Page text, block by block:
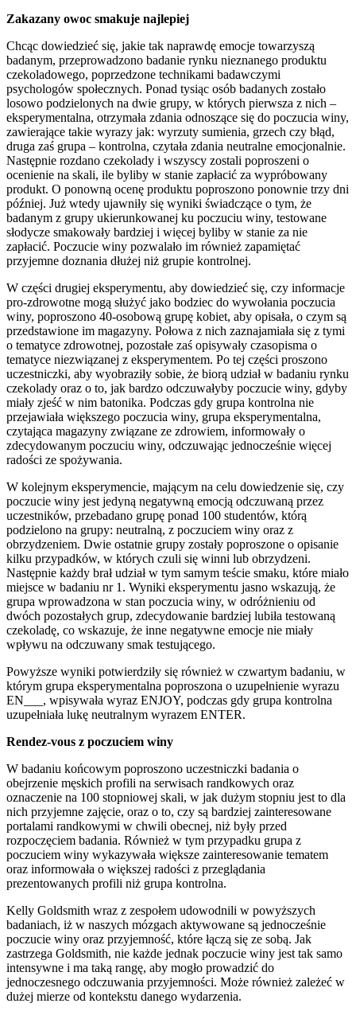
Zakazany owoc smakuje najlepiej
Chcąc dowiedzieć się, jakie tak naprawdę emocje towarzyszą
badanym, przeprowadzono badanie rynku nieznanego produktu
czekoladowego, poprzedzone technikami badawczymi
psychologów społecznych. Ponad tysiąc osób badanych zostało
losowo podzielonych na dwie grupy, w których pierwsza z nich –
eksperymentalna, otrzymała zdania odnoszące się do poczucia winy,
zawierające takie wyrazy jak: wyrzuty sumienia, grzech czy błąd,
druga zaś grupa – kontrolna, czytała zdania neutralne emocjonalnie.
Następnie rozdano czekolady i wszyscy zostali poproszeni o
ocenienie na skali, ile byliby w stanie zapłacić za wypróbowany
produkt. O ponowną ocenę produktu poproszono ponownie trzy dni
później. Już wtedy ujawniły się wyniki świadczące o tym, że
badanym z grupy ukierunkowanej ku poczuciu winy, testowane
słodycze smakowały bardziej i więcej byliby w stanie za nie
zapłacić. Poczucie winy pozwalało im również zapamiętać
przyjemne doznania dłużej niż grupie kontrolnej.
W części drugiej eksperymentu, aby dowiedzieć się, czy informacje
pro-zdrowotne mogą służyć jako bodziec do wywołania poczucia
winy, poproszono 40-osobową grupę kobiet, aby opisała, o czym są
przedstawione im magazyny. Połowa z nich zaznajamiała się z tymi
o tematyce zdrowotnej, pozostałe zaś opisywały czasopisma o
tematyce niezwiązanej z eksperymentem. Po tej części proszono
uczestniczki, aby wyobraziły sobie, że biorą udział w badaniu rynku
czekolady oraz o to, jak bardzo odczuwałyby poczucie winy, gdyby
miały zjeść w nim batonika. Podczas gdy grupa kontrolna nie
przejawiała większego poczucia winy, grupa eksperymentalna,
czytająca magazyny związane ze zdrowiem, informowały o
zdecydowanym poczuciu winy, odczuwając jednocześnie więcej
radości ze spożywania.
W kolejnym eksperymencie, mającym na celu dowiedzenie się, czy
poczucie winy jest jedyną negatywną emocją odczuwaną przez
uczestników, przebadano grupę ponad 100 studentów, którą
podzielono na grupy: neutralną, z poczuciem winy oraz z
obrzydzeniem. Dwie ostatnie grupy zostały poproszone o opisanie
kilku przypadków, w których czuli się winni lub obrzydzeni.
Następnie każdy brał udział w tym samym teście smaku, które miało
miejsce w badaniu nr 1. Wyniki eksperymentu jasno wskazują, że
grupa wprowadzona w stan poczucia winy, w odróżnieniu od
dwóch pozostałych grup, zdecydowanie bardziej lubiła testowaną
czekoladę, co wskazuje, że inne negatywne emocje nie miały
wpływu na odczuwany smak testującego.
Powyższe wyniki potwierdziły się również w czwartym badaniu, w
którym grupa eksperymentalna poproszona o uzupełnienie wyrazu
EN___, wpisywała wyraz ENJOY, podczas gdy grupa kontrolna
uzupełniała lukę neutralnym wyrazem ENTER.
Rendez-vous z poczuciem winy
W badaniu końcowym poproszono uczestniczki badania o
obejrzenie męskich profili na serwisach randkowych oraz
oznaczenie na 100 stopniowej skali, w jak dużym stopniu jest to dla
nich przyjemne zajęcie, oraz o to, czy są bardziej zainteresowane
portalami randkowymi w chwili obecnej, niż były przed
rozpoczęciem badania. Również w tym przypadku grupa z
poczuciem winy wykazywała większe zainteresowanie tematem
oraz informowała o większej radości z przeglądania
prezentowanych profili niż grupa kontrolna.
Kelly Goldsmith wraz z zespołem udowodnili w powyższych
badaniach, iż w naszych mózgach aktywowane są jednocześnie
poczucie winy oraz przyjemność, które łączą się ze sobą. Jak
zastrzega Goldsmith, nie każde jednak poczucie winy jest tak samo
intensywne i ma taką rangę, aby mogło prowadzić do
jednoczesnego odczuwania przyjemności. Może również zależeć w
dużej mierze od kontekstu danego wydarzenia.